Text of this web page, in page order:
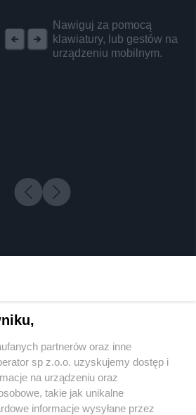
Nawiguj za pomocą
klawiatury, lub gestów na
urządzeniu mobilnym.
partnerów oraz inne
sp z.o.o. uzyskujemy dostęp i
na urządzeniu oraz
takie jak unikalne
informacje wysyłane przez